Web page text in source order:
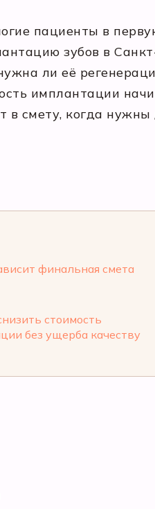
пациенты в
зубов в
ли её
имплантации
в смету, когда
финальная смета
стоимость
без ущерба качеству